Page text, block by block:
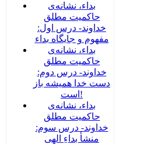
بداء، نشانه‌ی
حاکمیت مطلق
خداوند- درس اول:
مفهوم و جایگاه بداء
بداء، نشانه‌ی
حاکمیت مطلق
خداوند- درس دوم:
دست خدا همیشه باز
است!
بداء، نشانه‌ی
حاکمیت مطلق
خداوند- درس سوم:
منشأ بداءِ الهی